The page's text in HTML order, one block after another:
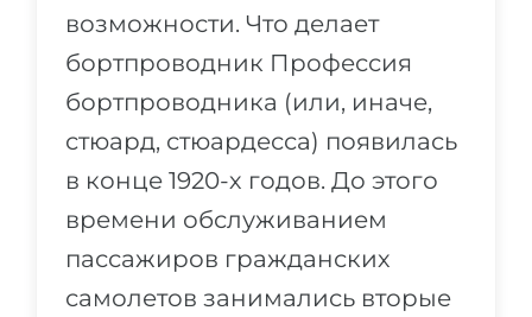
возможности. Что делает
бортпроводник Профессия
бортпроводника (или, иначе,
стюард, стюардесса) появилась
в конце 1920-х годов. До этого
времени обслуживанием
пассажиров гражданских
самолетов занимались вторые